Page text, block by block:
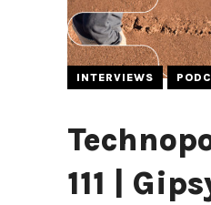
INTERVIEWS
111 |